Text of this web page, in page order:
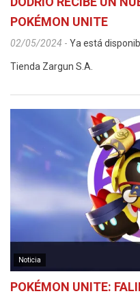
POKÉMON UNITE
02/05/2024 - Ya está
Tienda Zargun S.A.
Noticia
POKÉMON UNITE: